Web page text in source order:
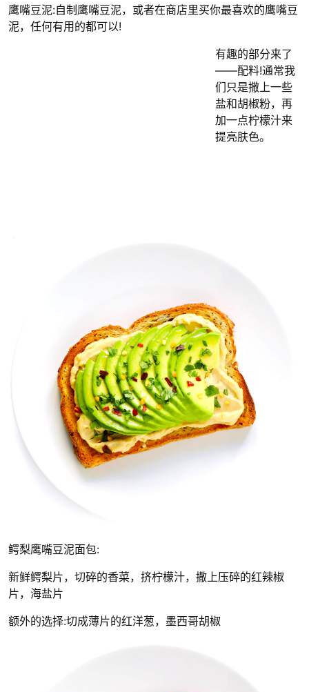
鹰嘴豆泥:自制鹰嘴豆泥，或者在商店里买你最喜欢的鹰嘴豆
泥，任何有用的都可以!
有趣的部分来了
——配料!通常我
们只是撒上一些
盐和胡椒粉，再
加一点柠檬汁来
提亮肤色。
鳄梨鹰嘴豆泥面包:
新鲜鳄梨片，切碎的香菜，挤柠檬汁，撒上压碎的红辣椒
片，海盐片
额外的选择:切成薄片的红洋葱，墨西哥胡椒